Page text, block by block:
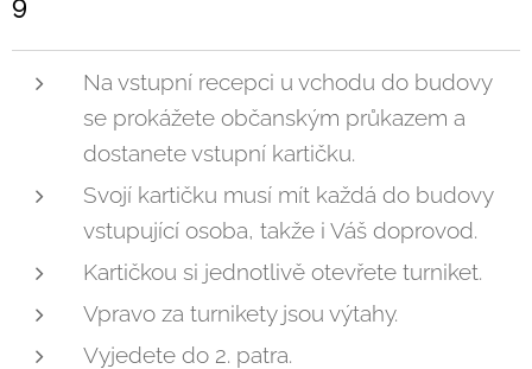
Na vstupní recepci u vchodu do budovy
se prokážete občanským průkazem a
dostanete vstupní kartičku.
Svojí kartičku musí mít každá do budovy
vstupující osoba, takže i Váš doprovod.
Kartičkou si jednotlivě otevřete turniket.
Vpravo za turnikety jsou výtahy.
Vyjedete do 2. patra.